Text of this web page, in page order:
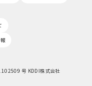
号 KDDI株式会社